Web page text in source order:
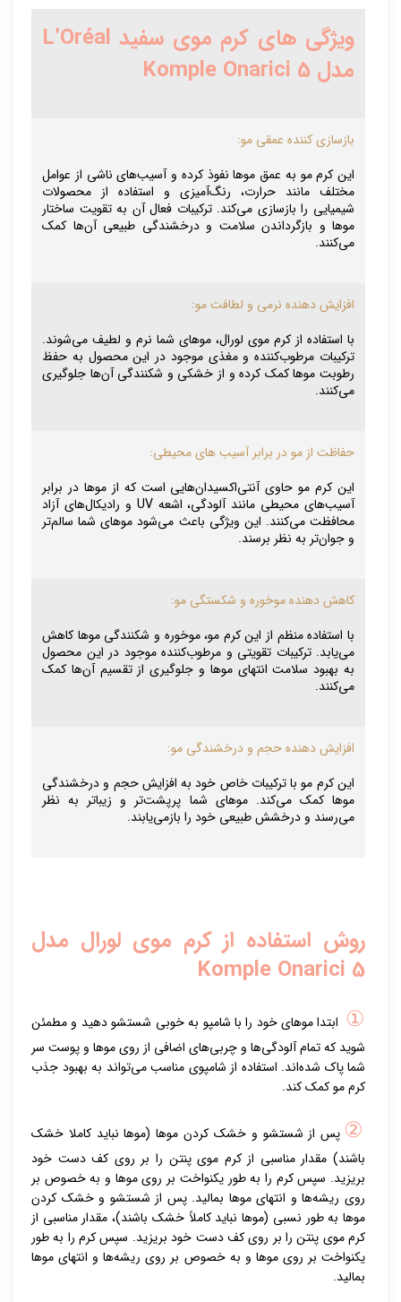
ویژگی های کرم موی سفید L’Oréal
مدل Komple Onarici 5
بازسازی کننده عمقی مو:
این کرم مو به عمق موها نفوذ کرده و آسیب‌های ناشی از عوامل
مختلف مانند حرارت، رنگ‌آمیزی و استفاده از محصولات
شیمیایی را بازسازی می‌کند. ترکیبات فعال آن به تقویت ساختار
موها و بازگرداندن سلامت و درخشندگی طبیعی آن‌ها کمک
می‌کنند.
افزایش دهنده نرمی و لطافت مو:
با استفاده از کرم موی لورال، موهای شما نرم و لطیف می‌شوند.
ترکیبات مرطوب‌کننده و مغذی موجود در این محصول به حفظ
رطوبت موها کمک کرده و از خشکی و شکنندگی آن‌ها جلوگیری
می‌کنند.
حفاظت از مو در برابر آسیب های محیطی:
این کرم مو حاوی آنتی‌اکسیدان‌هایی است که از موها در برابر
آسیب‌های محیطی مانند آلودگی، اشعه UV و رادیکال‌های آزاد
محافظت می‌کنند. این ویژگی باعث می‌شود موهای شما سالم‌تر
و جوان‌تر به نظر برسند.
کاهش دهنده موخوره و شکستگی مو:
با استفاده منظم از این کرم مو، موخوره و شکنندگی موها کاهش
می‌یابد. ترکیبات تقویتی و مرطوب‌کننده موجود در این محصول
به بهبود سلامت انتهای موها و جلوگیری از تقسیم آن‌ها کمک
می‌کنند.
افزایش دهنده حجم و درخشندگی مو:
این کرم مو با ترکیبات خاص خود به افزایش حجم و درخشندگی
موها کمک می‌کند. موهای شما پرپشت‌تر و زیباتر به نظر
می‌رسند و درخشش طبیعی خود را بازمی‌یابند.
روش استفاده ازکرم موی لورال مدل
Komple Onarici 5
① ابتدا موهای خود را با شامپو به خوبی شستشو دهید و مطمئن
شوید که تمام آلودگی‌ها و چربی‌های اضافی از روی موها و پوست سر
شما پاک شده‌اند. استفاده از شامپوی مناسب می‌تواند به بهبود جذب
کرم مو کمک کند.
② پس از شستشو و خشک کردن موها (موها نباید کاملا خشک
باشند) مقدار مناسبی از کرم موی پنتن را بر روی کف دست خود
بریزید. سپس کرم را به طور یکنواخت بر روی موها و به خصوص بر
روی ریشه‌ها و انتهای موها بمالید. پس از شستشو و خشک کردن
موها به طور نسبی (موها نباید کاملاً خشک باشند)، مقدار مناسبی از
کرم موی پنتن را بر روی کف دست خود بریزید. سپس کرم را به طور
یکنواخت بر روی موها و به خصوص بر روی ریشه‌ها و انتهای موها
بمالید.